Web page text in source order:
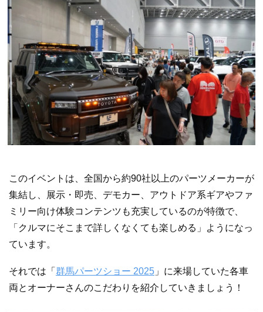
このイベントは、全国から約90社以上のパーツメーカーが
集結し、展示・即売、デモカー、アウトドア系ギアやファ
ミリー向け体験コンテンツも充実しているのが特徴で、
「クルマにそこまで詳しくなくても楽しめる」ようになっ
ています。
それでは「 群馬パーツショー 2025 」に来場していた各車
両とオーナーさんのこだわりを紹介していきましょう！